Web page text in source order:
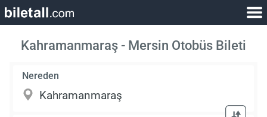
Kahramanmaraş - Mersin Otobüs Bileti
Nereden